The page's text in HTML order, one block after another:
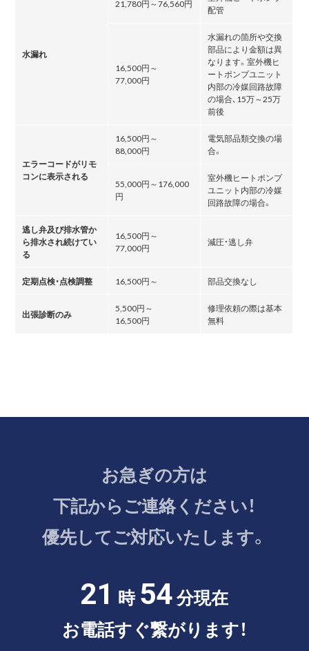
水漏れ
21,780円～76,560円
配管
16,500円～
77,000円
水漏れの箇所や交換
部品により金額は異
なります。室外機ヒ
ートポンプユニット
内部の冷媒回路故障
の場合､15万～25万
前後
エラーコードがリモ
コンに表示される
16,500円～
88,000円
電気部品類交換の場
合。
55,000円～176,000
円
室外機ヒートポンプ
ユニット内部の冷媒
回路故障の場合。
逃し弁及び排水管か
ら排水され続けてい
る
16,500円～
77,000円
減圧・逃し弁
定期点検・点検調整 16,500円～ 部品交換なし
出張診断のみ
5,500円～
16,500円
修理依頼の際は基本
無料
お急ぎの方は
下記からご連絡ください！
優先してご対応いたします。
21 時54分現在
お電話すぐ繋がります！